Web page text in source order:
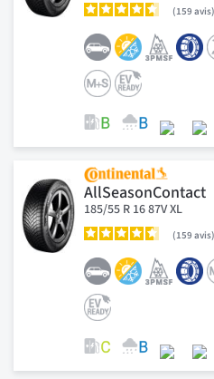
159 avis
AllSeasonContact
185/55 R 16 87V XL
159 avis